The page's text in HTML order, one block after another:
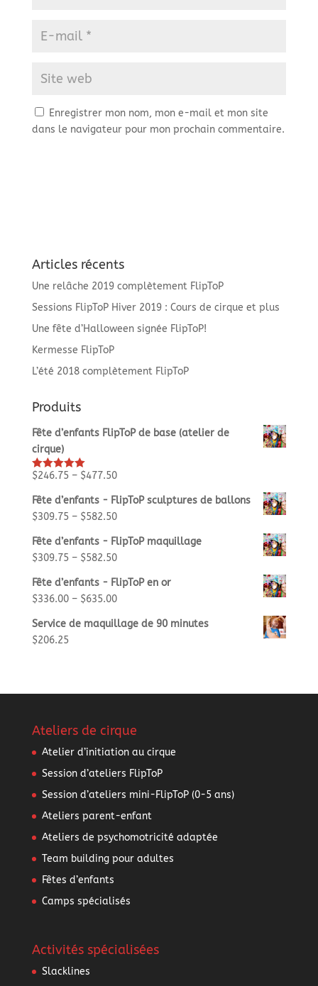
Enregistrer mon nom, mon e-mail et mon site
dans le navigateur pour mon prochain commentaire.
Articles récents
Une relâche 2019 complètement FlipToP
Sessions FlipToP Hiver 2019 : Cours de cirque et plus
Une fête d’Halloween signée FlipToP!
Kermesse FlipToP
L’été 2018 complètement FlipToP
Produits
Fête d’enfants FlipToP de base (atelier de
cirque)
Rated 5.00
$246.75– $477.50
Fête d’enfants - FlipToP sculptures de ballons
$309.75– $582.50
Fête d’enfants - FlipToP maquillage
$309.75– $582.50
Fête d’enfants - FlipToP en or
$336.00– $635.00
Service de maquillage de 90 minutes
$206.25
Ateliers de cirque
Atelier d’initiation au cirque
Session d’ateliers FlipToP
Session d’ateliers mini-FlipToP (0-5 ans)
Ateliers parent-enfant
Ateliers de psychomotricité adaptée
Team building pour adultes
Fêtes d’enfants
Camps spécialisés
Activités spécialisées
Slacklines